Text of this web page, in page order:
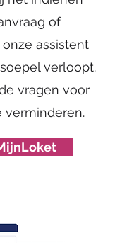
of
assistent
verloopt.
vragen voor
verminderen.